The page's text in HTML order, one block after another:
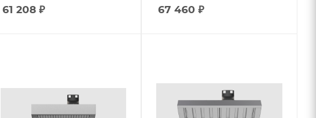
61 208₽ 67 460 ₽